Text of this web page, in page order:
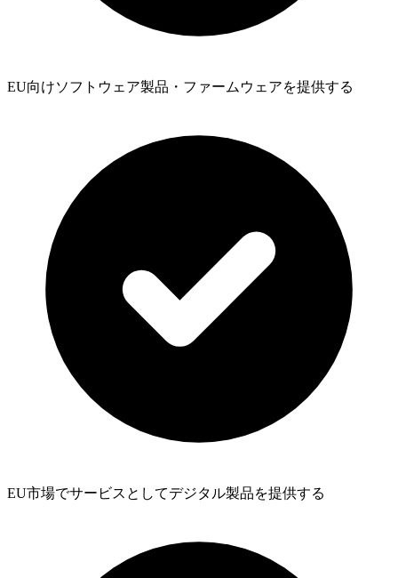
EU向けソフトウェア製品・ファームウェアを提供する
EU市場でサービスとしてデジタル製品を提供する